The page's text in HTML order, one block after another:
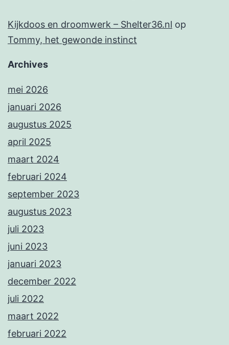
Kijkdoos en droomwerk – Shelter36.nl op
Tommy, het gewonde instinct
Archives
mei 2026
januari 2026
augustus 2025
april 2025
maart 2024
februari 2024
september 2023
augustus 2023
juli 2023
juni 2023
januari 2023
december 2022
juli 2022
maart 2022
februari 2022